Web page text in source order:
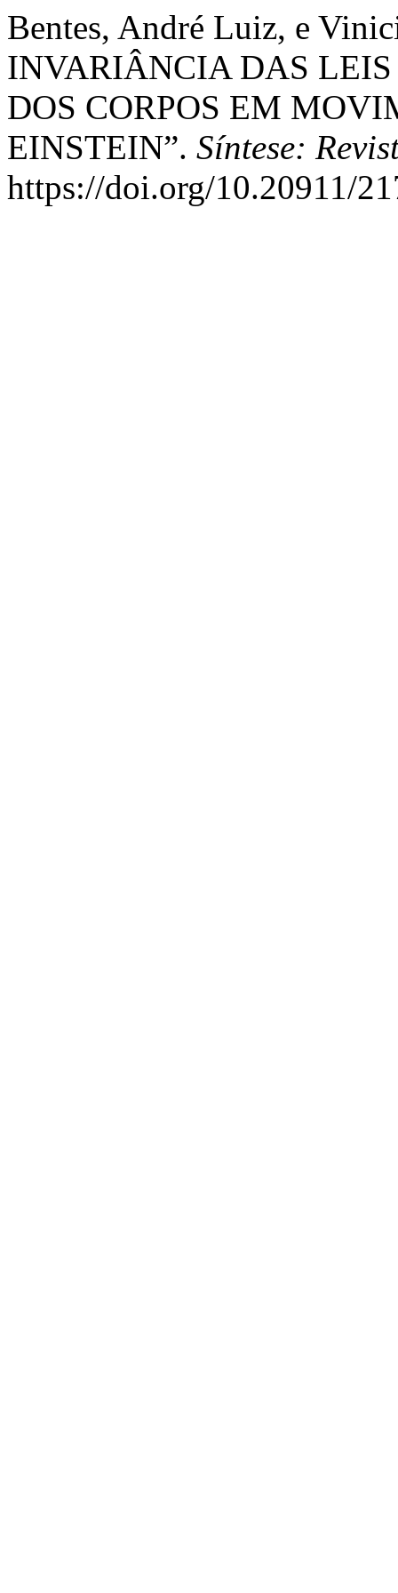
Bentes, André Luiz, e
INVARIÂNCIA DAS
DOS CORPOS EM
EINSTEIN”. Síntese:
https://doi.org/10.20911/